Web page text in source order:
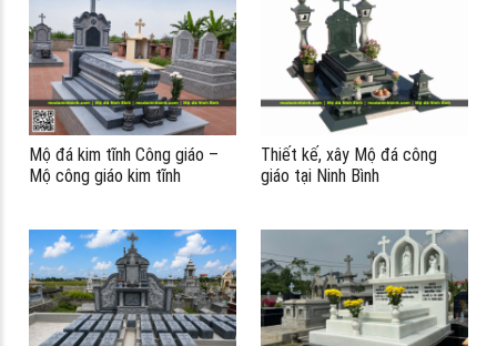
Mộ đá kim tĩnh Công giáo –
Mộ công giáo kim tĩnh
Thiết kế, xây Mộ đá công
giáo tại Ninh Bình